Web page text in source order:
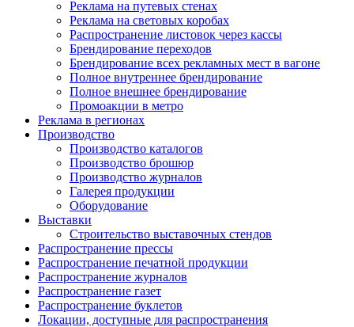
Реклама на путевых стенах
Реклама на световых коробах
Распространение листовок через кассы
Брендирование переходов
Брендирование всех рекламных мест в вагоне
Полное внутреннее брендирование
Полное внешнее брендирование
Промоакции в метро
Реклама в регионах
Производство
Производство каталогов
Производство брошюр
Производство журналов
Галерея продукции
Оборудование
Выставки
Строительство выставочных стендов
Распространение прессы
Распространение печатной продукции
Распространение журналов
Распространение газет
Распространение буклетов
Локации, доступные для распространения